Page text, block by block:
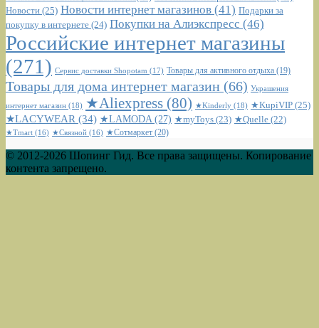
Новости (25) Новости интернет магазинов (41) Подарки за
покупку в интернете (24) Покупки на Алиэкспресс (46)
Российские интернет магазины
(271) Сервис доставки Shopotam (17) Товары для активного отдыха (19)
Товары для дома интернет магазин (66) Украшения
интернет магазин (18) ★Aliexpress (80) ★Kinderly (18) ★KupiVIP (25)
★LACYWEAR (34) ★LAMODA (27) ★myToys (23) ★Quelle (22)
★Tmart (16) ★Связной (16) ★Сотмаркет (20)
© 2012-2026 Шопинг Гид. Все права защищены. Копирование
контента запрещено.